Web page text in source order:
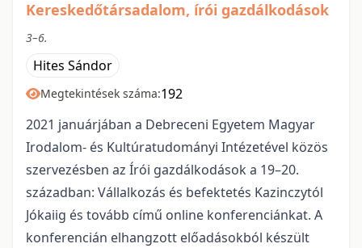
Kereskedőtársadalom, írói gazdálkodások
3–6.
Hites Sándor
Megtekintések száma:192
2021 januárjában a Debreceni Egyetem Magyar
Irodalom- és Kultúratudományi Intézetével közös
szervezésben az Írói gazdálkodások a 19–20.
században: Vállalkozás és befektetés Kazinczytól
Jókaiig és tovább című online konferenciánkat. A
konferencián elhangzott előadásokból készült